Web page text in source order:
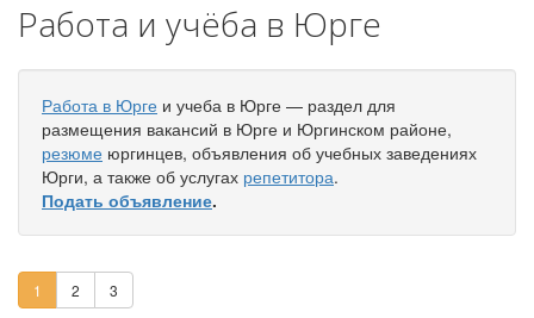
Работа и учёба в Юрге
Работа в Юрге и учеба в Юрге — раздел для
размещения вакансий в Юрге и Юргинском районе,
резюме юргинцев, объявления об учебных заведениях
Юрги, а также об услугах репетитора.
Подать объявление.
1 2 3